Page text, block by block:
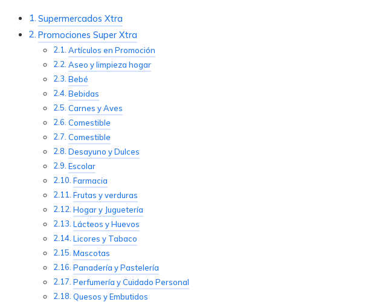
Supermercados Xtra
Promociones Super Xtra
Artículos en Promoción
Aseo y limpieza hogar
Bebé
Bebidas
Carnes y Aves
Comestible
Comestible
Desayuno y Dulces
Escolar
Farmacia
Frutas y verduras
Hogar y Juguetería
Lácteos y Huevos
Licores y Tabaco
Mascotas
Panadería y Pastelería
Perfumería y Cuidado Personal
Quesos y Embutidos